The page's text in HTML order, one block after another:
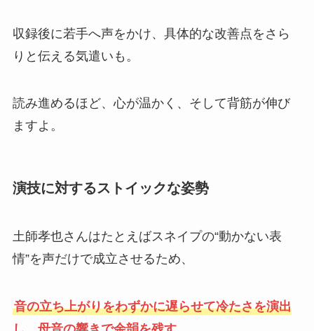
収録後に若手へ声をかけ、具体的な改善点をさら
りと伝える気遣いも。
読み進めるほど、心が温かく、そして背筋が伸び
ますよ。
演技に対するストイックな姿勢
土師孝也さんはたとえばスネイプの“動かない表
情”を声だけで成立させるため、
音の立ち上がりをわずかに遅らせて冷たさを演出